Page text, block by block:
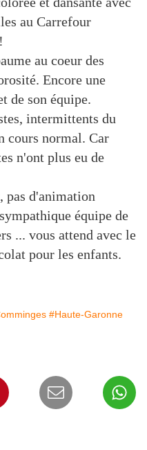
au Carrefour
au coeur des
Encore une
de son équipe.
intermittents du
cours normal. Car
n'ont plus eu de
pas d'animation
équipe de
... vous attend avec le
pour les enfants.
#Haute-Garonne